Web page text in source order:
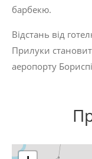
барбекю.
Відстань від
Прилуки
аеропорту